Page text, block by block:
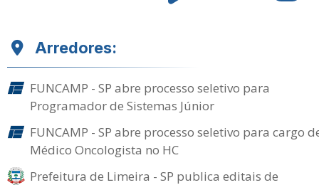
Arredores:
FUNCAMP - SP abre processo seletivo para
Programador de Sistemas Júnior
FUNCAMP - SP abre processo seletivo para cargo
Médico Oncologista no HC
Prefeitura de Limeira - SP publica editais de